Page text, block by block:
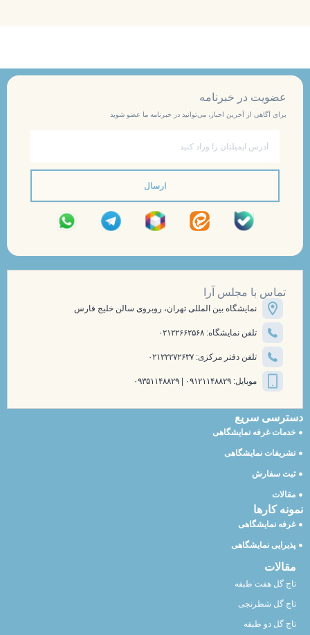
عضویت در خبرنامه
برای آگاهی از آخرین اخبار، می‌توانید در خبرنامه ما عضو شوید
ارسال
تماس با مجلس آرا
نمایشگاه بین المللی تهران، روبروی سالن خلیج فارس
تلفن نمایشگاه: ۰۲۱۲۲۶۶۲۵۶۸
تلفن دفتر مرکزی: ۰۲۱۲۲۲۷۲۶۳۷
موبایل: ۰۹۱۲۱۱۴۸۸۲۹ | ۰۹۳۵۱۱۴۸۸۲۹
دسترسی سریع
خدمات غرفه نمایشگاهی
تشریفات نمایشگاهی
ثبت سفارش
مقالات
نمونه کارها
غرفه نمایشگاهی
پذیرایی نمایشگاهی
مقالات
تاج گل هفت طبقه
تاج گل شطرنجی
تاج گل دو طبقه